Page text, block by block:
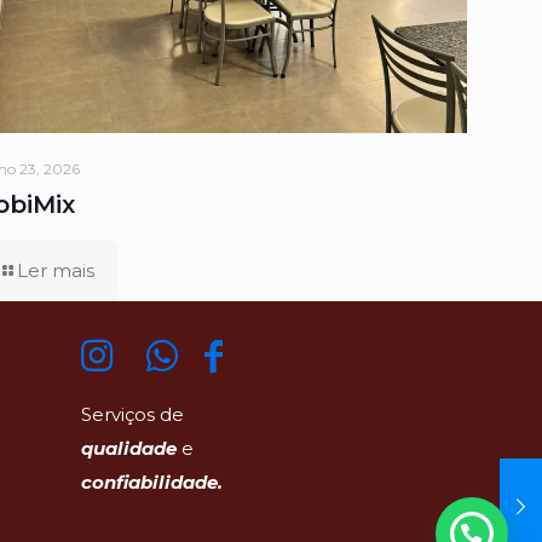
23, 2026
Ler mais
Serviços de
qualidade e
confiabilidade.